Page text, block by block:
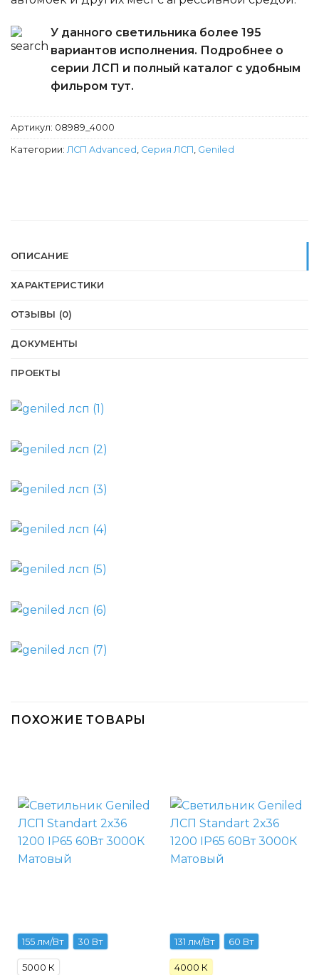
У данного светильника более 195
вариантов исполнения. Подробнее о
серии ЛСП и полный каталог с удобным
фильром тут.
Артикул: 08989_4000
Категории:ЛСП Advanced , Серия ЛСП, Geniled
ОПИСАНИЕ
ХАРАКТЕРИСТИКИ
ОТЗЫВЫ (0)
ДОКУМЕНТЫ
ПРОЕКТЫ
ПОХОЖИЕ ТОВАРЫ
155 лм/Вт 30 Вт
5000 К
131 лм/Вт 60 Вт
4000 К